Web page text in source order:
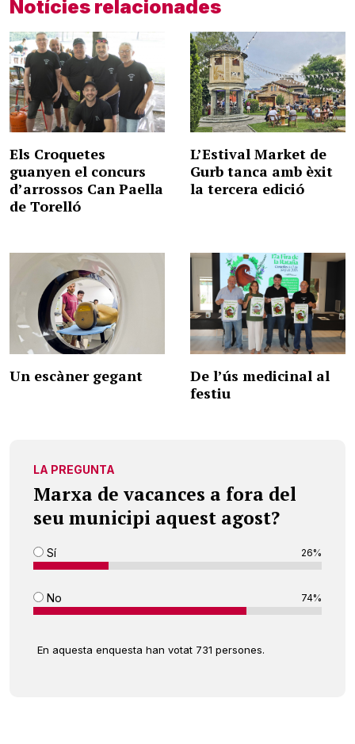
Notícies relacionades
Els Croquetes
guanyen el concurs
d’arrossos Can Paella
de Torelló
L’Estival Market de
Gurb tanca amb èxit
la tercera edició
Un escàner gegant
De l’ús medicinal al
festiu
LA PREGUNTA
Marxa de vacances a fora del
seu municipi aquest agost?
Sí 26%
No 74%
En aquesta enquesta han votat 731 persones.